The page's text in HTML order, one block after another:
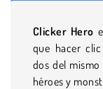
Clicker Hero
que hacer
dos del
héroes y